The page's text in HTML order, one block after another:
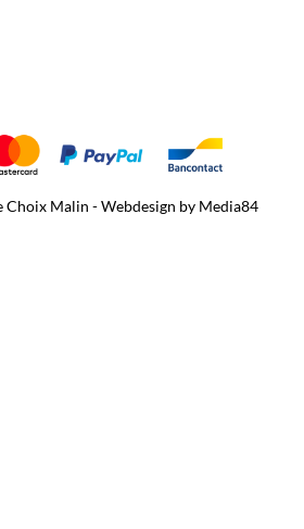
Malin - Webdesign by Media84